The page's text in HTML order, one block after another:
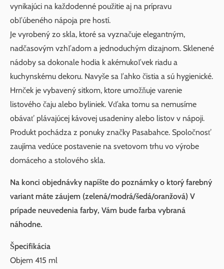
vynikajúci na každodenné použitie aj na prípravu
obľúbeného nápoja pre hostí.
Je vyrobený zo skla, ktoré sa vyznačuje elegantným,
nadčasovým vzhľadom a jednoduchým dizajnom. Sklenené
nádoby sa dokonale hodia k akémukoľvek riadu a
kuchynskému dekoru. Navyše sa ľahko čistia a sú hygienické.
Hrnček je vybavený sitkom, ktore umožňuje varenie
listového čaju alebo byliniek. Vďaka tomu sa nemusíme
obávať plávajúcej kávovej usadeniny alebo listov v nápoji.
Produkt pochádza z ponuky značky Pasabahce. Spoločnosť
zaujíma vedúce postavenie na svetovom trhu vo výrobe
domáceho a stolového skla.
Na konci objednávky napíšte do poznámky o ktorý farebný
variant máte záujem (zelená/modrá/šedá/oranžová) V
prípade neuvedenia farby, Vám bude farba vybraná
náhodne.
Špecifikácia
Objem 415 ml